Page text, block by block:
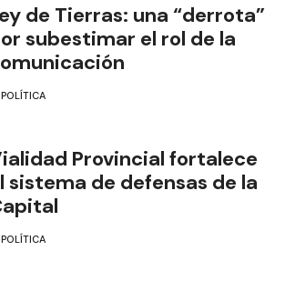
de Tierras: una “derrota”
subestimar el rol de la
POLÍTICA
Provincial fortalece
sistema de defensas de la
POLÍTICA